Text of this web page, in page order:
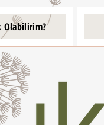
Olabilirim?